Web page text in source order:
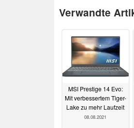
Verwandte
MSI Prestige 14 Evo:
Mit verbessertem Tiger-
Lake zu mehr Laufzeit
08.08.2021